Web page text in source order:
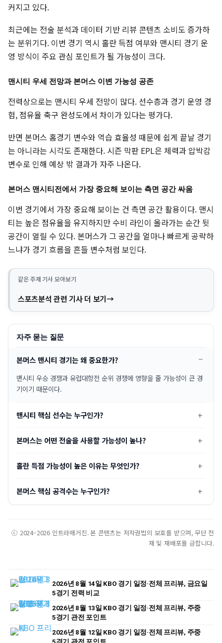
커지고 있다.
최근에는 전술 분석과 데이터 기반 리뷰 콘텐츠 소비도 증가하
는 분위기다. 이번 경기 역시 홀란 득점 여부와 맨시티 경기 운
영 방식이 주요 관심 포인트가 될 가능성이 크다.
맨시티 우세 전망과 본머스 이변 가능성 공존
전력상으로는 맨시티 우세 전망이 많다. 선수층과 경기 운영 경
험, 점유율 축구 완성도에서 차이가 있다는 평가다.
반면 본머스 홈경기 변수와 역습 효율성 때문에 쉽게 끝날 경기
는 아니라는 시각도 존재한다. 시즌 막판 EPL은 체력과 압박감
변수로 인해 예상 밖 결과가 자주 나온다.
본머스 맨시티전에서 가장 중요해 보이는 측면 공간 싸움
이번 경기에서 가장 중요해 보이는 건 측면 공간 활용이다. 맨시
티는 높은 점유율을 유지하지만 수비 라인이 올라가는 순간 뒷
공간이 열릴 수 있다. 본머스가 그 공간을 얼마나 빠르게 공략하
느냐가 경기 흐름을 흔들 변수처럼 보인다.
같은 주제 기사 모아보기
스포츠분석 관련 기사 더 보기
자주 묻는 질문
본머스 맨시티 경기는 왜 중요한가?
맨시티 우승 경쟁과 유럽대항전 순위 경쟁에 영향을 줄 가능성이 큰 경
기이기 때문이다.
맨시티 핵심 선수는 누구인가?
본머스는 어떤 전술을 사용할 가능성이 높나?
홀란 득점 가능성이 높은 이유는 무엇인가?
본머스 핵심 공격수는 누구인가?
ⓒ 2024–2026 인트라매거진. 본 콘텐츠는 저작권법의 보호를 받으며, 무단 전
재 및 재배포를 금합니다.
2026년 8월 14일 KBO 경기 일정·전체 프리뷰, 금요일
5경기 전력 비교
2026년 8월 13일 KBO 경기 일정·전체 프리뷰, 주중
5경기 관전 포인트
2026년 8월 12일 KBO 경기 일정·전체 프리뷰, 주중
5경기 관전 포인트